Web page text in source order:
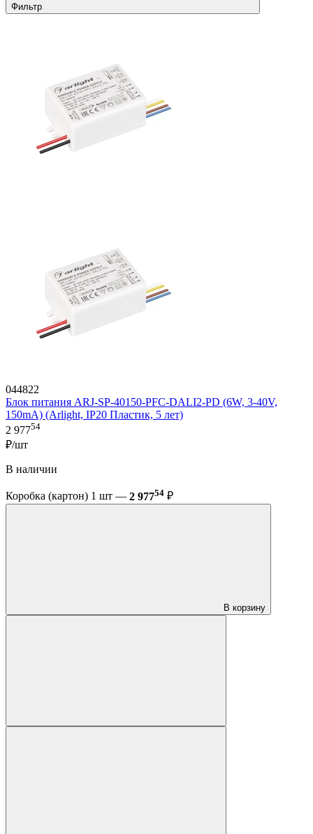
Фильтр
044822
Блок питания ARJ-SP-40150-PFC-DALI2-PD (6W, 3-40V,
150mA) (Arlight, IP20 Пластик, 5 лет)
2 97754
₽/шт
В наличии
Коробка (картон) 1 шт — 2 97754 ₽
В корзину